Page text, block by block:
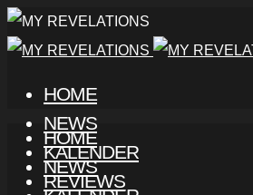
HOME
NEWS
KALENDER
REVIEWS
HOME
NEWS